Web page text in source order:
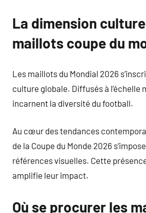
La dimension
maillots coupe du
Les maillots du Mondial 2026
culture globale. Diffusés à l’échelle
incarnent la diversité du football.
Au cœur des tendances
de la Coupe du Monde 2026
références visuelles. Cette
amplifie leur impact.
Où se procurer les